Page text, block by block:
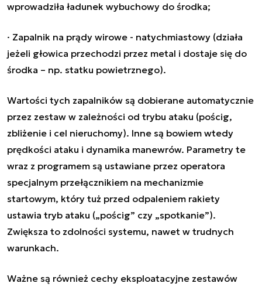
wprowadziła ładunek wybuchowy do środka;
· Zapalnik na prądy wirowe - natychmiastowy (działa
jeżeli głowica przechodzi przez metal i dostaje się do
środka – np. statku powietrznego).
Wartości tych zapalników są dobierane automatycznie
przez zestaw w zależności od trybu ataku (pościg,
zbliżenie i cel nieruchomy). Inne są bowiem wtedy
prędkości ataku i dynamika manewrów. Parametry te
wraz z programem są ustawiane przez operatora
specjalnym przełącznikiem na mechanizmie
startowym, który tuż przed odpaleniem rakiety
ustawia tryb ataku („pościg” czy „spotkanie”).
Zwiększa to zdolności systemu, nawet w trudnych
warunkach.
Ważne są również cechy eksploatacyjne zestawów